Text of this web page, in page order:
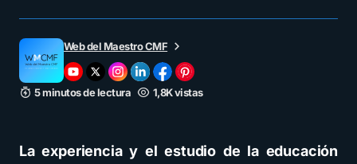
Web del Maestro CMF
5 minutos de lectura 1,8K vistas
La experiencia y el estudio de la educación